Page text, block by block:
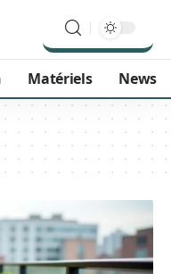
Matériels News